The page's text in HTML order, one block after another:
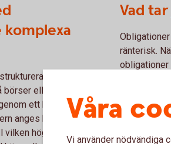
komplexa
eller andra
ett börsombud, till
anges belopp samt
högsta eller
Vad
ränterisk.
obligationer
hur
finansiella
många olika
Våra
Vi använder nödvändiga